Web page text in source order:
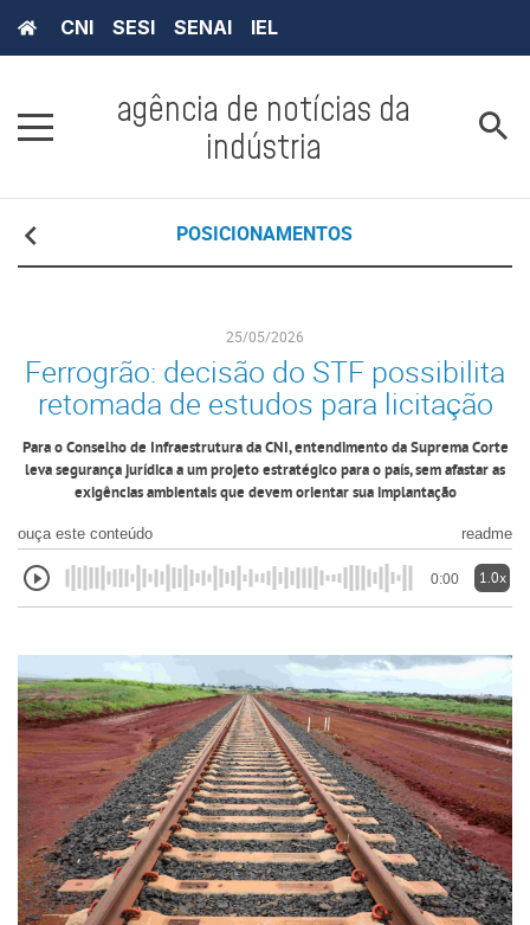
CNI SESI SENAI IEL
agência de notícias da
indústria
POSICIONAMENTOS
25/05/2026
Ferrogrão: decisão do STF possibilita
retomada de estudos para licitação
Para o Conselho de Infraestrutura da CNI, entendimento da Suprema Corte
leva segurança jurídica a um projeto estratégico para o país, sem afastar as
exigências ambientais que devem orientar sua implantação
ouça este conteúdo readme
0:00 1.0x